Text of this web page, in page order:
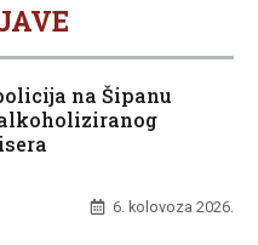
na Šipanu
6. kolovoza 2026.